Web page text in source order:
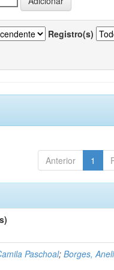
Registro(s)
Anterior 1
Paschoal;Borges,